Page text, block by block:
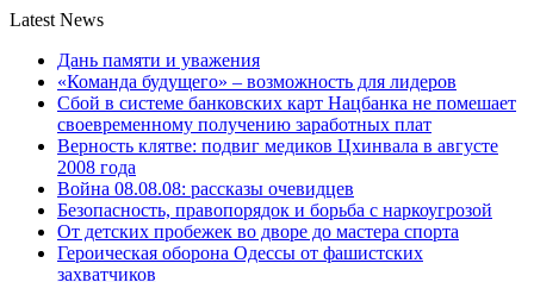
Latest News
Дань памяти и уважения
«Команда будущего» – возможность для лидеров
Сбой в системе банковских карт Нацбанка не помешает
своевременному получению заработных плат
Верность клятве: подвиг медиков Цхинвала в августе
2008 года
Война 08.08.08: рассказы очевидцев
Безопасность, правопорядок и борьба с наркоугрозой
От детских пробежек во дворе до мастера спорта
Героическая оборона Одессы от фашистских
захватчиков